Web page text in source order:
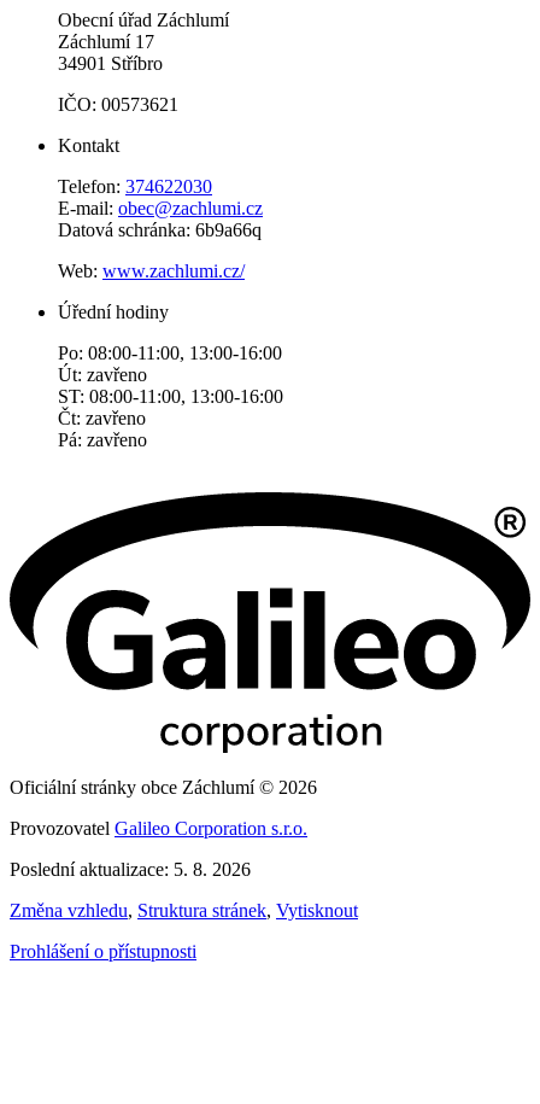
Obecní úřad Záchlumí
Záchlumí 17
34901 Stříbro
IČO: 00573621
Kontakt
Telefon: 374622030
E-mail: obec@zachlumi.cz
Datová schránka: 6b9a66q
Web: www.zachlumi.cz/
Úřední hodiny
Po: 08:00-11:00, 13:00-16:00
Út: zavřeno
ST: 08:00-11:00, 13:00-16:00
Čt: zavřeno
Pá: zavřeno
Oficiální stránky obce Záchlumí © 2026
Provozovatel Galileo Corporation s.r.o.
Poslední aktualizace: 5. 8. 2026
Změna vzhledu, Struktura stránek, Vytisknout
Prohlášení o přístupnosti